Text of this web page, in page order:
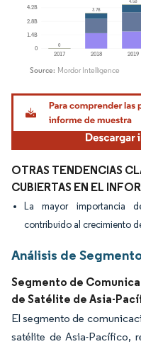
Imagen © Mordor Intelligence. El
OTRAS TENDENCIAS
CUBIERTAS EN EL
La mayor importancia
contribuido al crecimiento
Análisis de
Segmento de
de Satélite de Asia-
El segmento de
satélite de Asia-Pacífico,